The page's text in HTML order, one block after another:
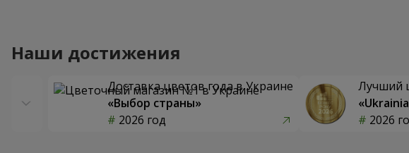
Наши достижения
Доставка цветов года в Украине
«Выбор страны»
2026 год
Лучший
2026